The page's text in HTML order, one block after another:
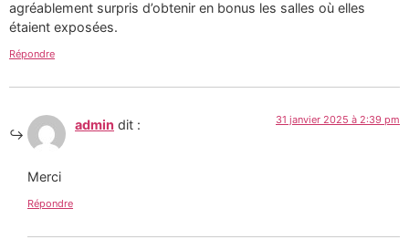
agréablement surpris d’obtenir en bonus les salles où elles
étaient exposées.
Répondre
admin dit : 31 janvier 2025 à 2:39 pm
Merci
Répondre